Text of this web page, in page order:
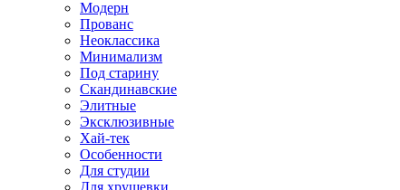
Модерн
Прованс
Неоклассика
Минимализм
Под старину
Скандинавские
Элитные
Эксклюзивные
Хай-тек
Особенности
Для студии
Для хрущевки